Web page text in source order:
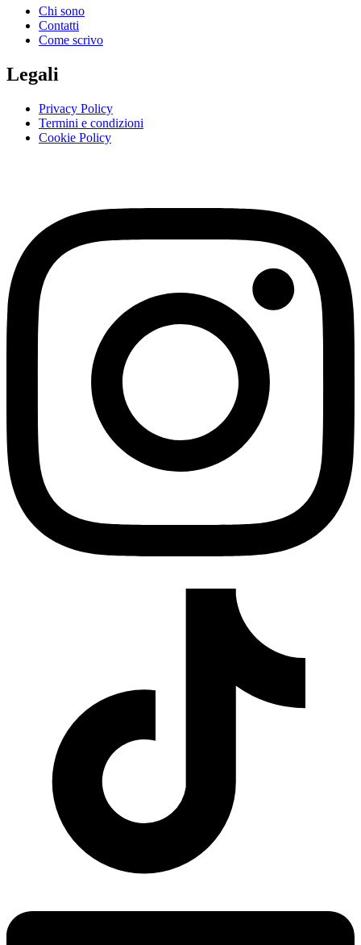
Chi sono
Contatti
Come scrivo
Legali
Privacy Policy
Termini e condizioni
Cookie Policy